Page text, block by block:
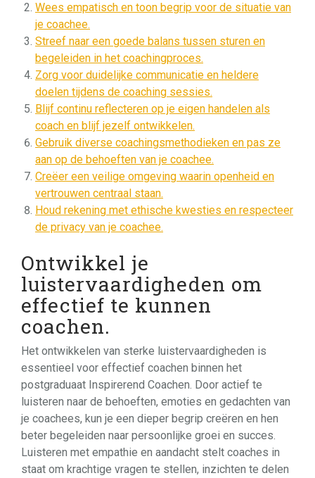
Wees empatisch en toon begrip voor de situatie van
je coachee.
Streef naar een goede balans tussen sturen en
begeleiden in het coachingproces.
Zorg voor duidelijke communicatie en heldere
doelen tijdens de coaching sessies.
Blijf continu reflecteren op je eigen handelen als
coach en blijf jezelf ontwikkelen.
Gebruik diverse coachingsmethodieken en pas ze
aan op de behoeften van je coachee.
Creëer een veilige omgeving waarin openheid en
vertrouwen centraal staan.
Houd rekening met ethische kwesties en respecteer
de privacy van je coachee.
Ontwikkel je
luistervaardigheden om
effectief te kunnen
coachen.
Het ontwikkelen van sterke luistervaardigheden is
essentieel voor effectief coachen binnen het
postgraduaat Inspirerend Coachen. Door actief te
luisteren naar de behoeften, emoties en gedachten van
je coachees, kun je een dieper begrip creëren en hen
beter begeleiden naar persoonlijke groei en succes.
Luisteren met empathie en aandacht stelt coaches in
staat om krachtige vragen te stellen, inzichten te delen